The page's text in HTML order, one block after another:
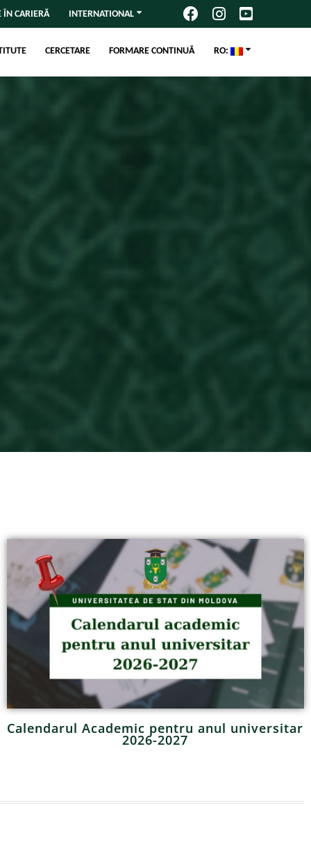
ÎN CARIERĂ INTERNATIONAL
CERCETARE FORMARE CONTINUĂ RO:
Calendarul Academic pentru anul universitar
2026-2027